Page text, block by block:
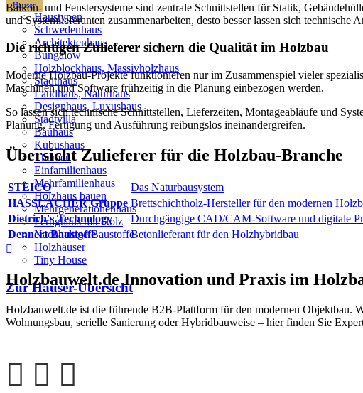
Häuser
Haustypen
Schwedenhaus
Architektenhaus
Bungalow
Holzblockhaus, Massivholzhaus
Stadthaus
Landhaus, Naturhaus
Designhaus, Luxushaus
Stadtvilla
Bauhaus
Kubushaus
Themen
Einfamilienhaus
Mehrfamilienhaus
Holzhaus bauen
Mehrgenerationenhaus
Fertighaus mit Holz
Nachhaltige Baustoffe
Holzhäuser
Tiny House
Zur Häuser-Übersicht
Balkon- und Fenstersysteme sind zentrale Schnittstellen für Statik,
und Systemlieferanten zusammenarbeiten, desto besser lassen sich
Die richtigen Zulieferer sichern die Qualität im Holzbau
Moderne Holzbau-Projekte funktionieren nur im Zusammenspiel vieler
Maschinen und Software frühzeitig in die Planung einbezogen werden.
So lassen sich technische Schnittstellen, Lieferzeiten, Montageabläufe und
Planung, Fertigung und Ausführung reibungslos ineinandergreifen.
Übersicht Zulieferer für die Holzbau-Branche
STEICO
Das Naturbausystem
HASSLACHER Gruppe Brettschichtholz-Hersteller für den modernen
Dietrich's Technology
Durchgängige CAD/CAM-Software und digitale
Dennert Baustoffe
Betonlieferant für den Holzhybridbau
Holzbauwelt.deInnovation und Praxis im
Holzbauwelt.de ist die führende B2B-Plattform für den modernen Objektbau.
Wohnungsbau, serielle Sanierung oder Hybridbauweise – hier finden Sie